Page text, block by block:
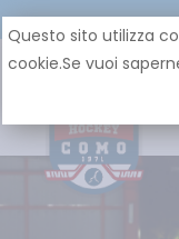
Questo sito utilizza
cookie.Se vuoi